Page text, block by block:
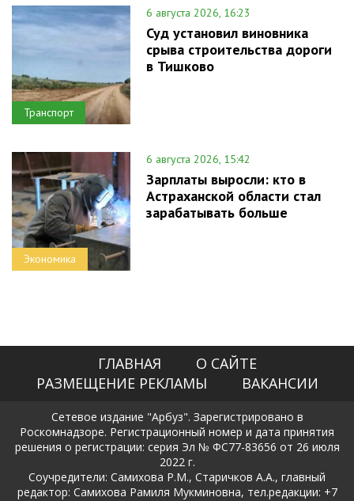
Транспорт
6 августа 2026, 16:23
Суд установил виновника
срыва строительства дороги
в Тишково
Экономика
6 августа 2026, 15:42
Зарплаты выросли: кто в
Астраханской области стал
зарабатывать больше
ГЛАВНАЯ
О САЙТЕ
РАЗМЕЩЕНИЕ РЕКЛАМЫ
ВАКАНСИИ
Сетевое издание "Арбуз". Зарегистрировано в
Роскомнадзоре. Регистрационный номер и дата принятия
решения о регистрации: серия Эл № ФС77-83656 от 26 июля
2022 г.
Соучредители: Самихова Р.М., Старичков А.А., главный
редактор: Самихова Рамиля Мукминовна, тел.редакции: +7